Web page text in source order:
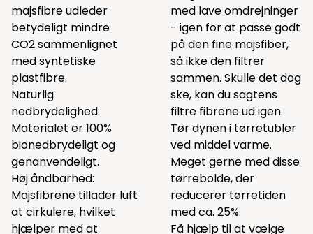
majsfibre udleder
betydeligt mindre
CO2 sammenlignet
med syntetiske
plastfibre.
Naturlig
nedbrydelighed:
Materialet er 100%
bionedbrydeligt og
genanvendeligt.
Høj åndbarhed:
Majsfibrene tillader luft
at cirkulere, hvilket
hjælper med at
med lave omdrejninger
- igen for at passe godt
på den fine majsfiber,
så ikke den filtrer
sammen. Skulle det dog
ske, kan du sagtens
filtre fibrene ud igen.
Tør dynen i tørretubler
ved middel varme.
Meget gerne med disse
tørrebolde, der
reducerer tørretiden
med ca. 25%.
Få hjælp til at vælge